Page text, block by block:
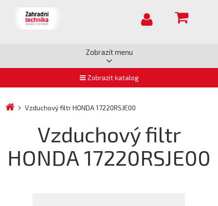
Zobrazit menu
Zobrazit katalog
Vzduchový filtr HONDA 17220RSJE00
Vzduchový filtr
HONDA 17220RSJE00